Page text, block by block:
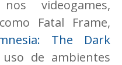
videogames,
Fatal Frame,
The Dark
de ambientes